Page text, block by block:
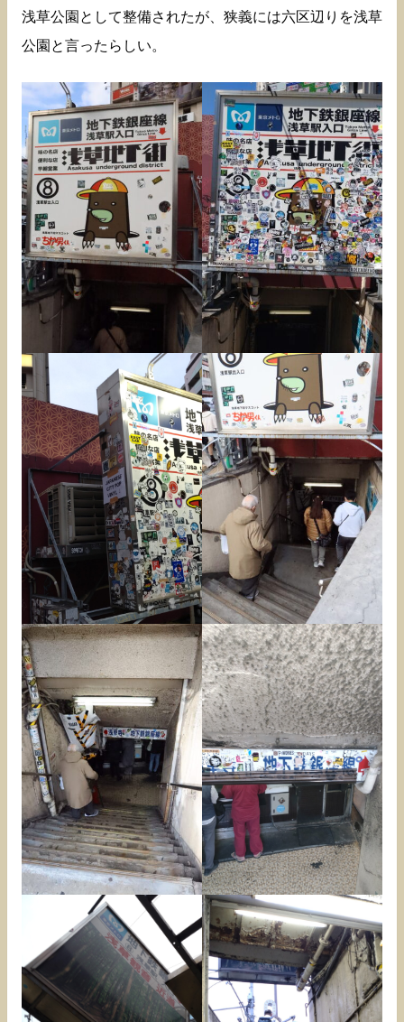
浅草公園として整備されたが、狭義には六区辺りを浅草
公園と言ったらしい。